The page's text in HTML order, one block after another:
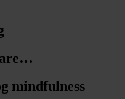
mindfulness